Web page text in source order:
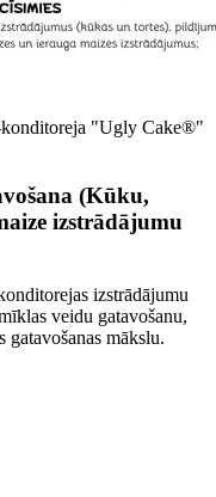
"Ugly Cake®"
(Kūku,
izstrādājumu
izstrādājumu
veidu gatavošanu,
gatavošanas mākslu.